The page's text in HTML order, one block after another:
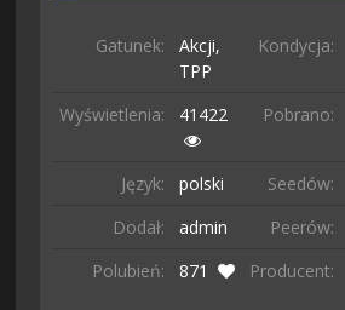
Gatunek:
Akcji,
TPP
Kondycja:
Wyświetlenia: 41422 Pobrano:
Język: polski Seedów:
Dodał:
admin Peerów:
Polubień:
871 Producent: